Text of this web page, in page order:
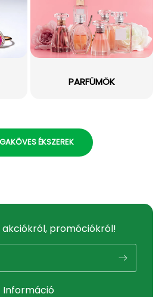
PARFÜMÖK
ÉKSZEREK
Információ
akciókról, promóciókról!